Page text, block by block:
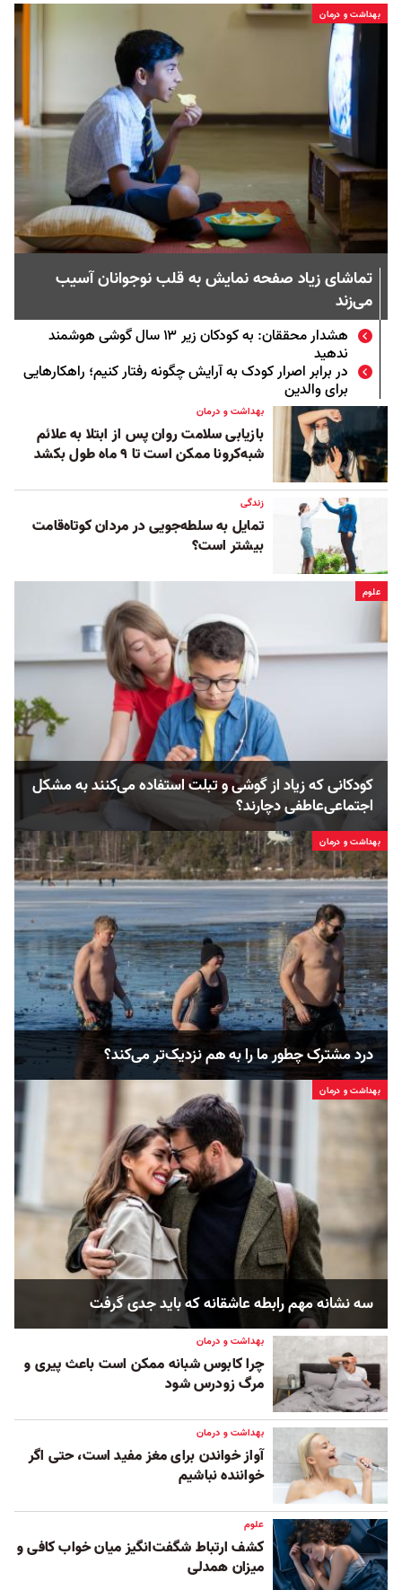
بهداشت و درمان
تماشای زیاد صفحه نمایش به قلب نوجوانان آسیب
می‌زند
هشدار محققان: به کودکان زیر ۱۳ سال گوشی هوشمند
ندهید
در برابر اصرار کودک به آرایش چگونه رفتار کنیم؛ راهکارهایی
برای والدین
بهداشت و درمان
بازیابی سلامت روان پس از ابتلا به علائم
شبه‌کرونا ممکن است تا ۹ ماه طول بکشد
زندگی
تمایل به سلطه‌جویی در مردان کوتاه‌قامت
بیشتر است؟
علوم
کودکانی که زیاد از گوشی و تبلت استفاده می‌کنند به مشکل
اجتماعی‌عاطفی دچارند؟
بهداشت و درمان
درد مشترک چطور ما را به هم نزدیک‌تر می‌کند؟
بهداشت و درمان
سه نشانه مهم رابطه عاشقانه که باید جدی گرفت
بهداشت و درمان
چرا کابوس شبانه ممکن است باعث پیری و
مرگ زودرس شود
بهداشت و درمان
آواز خواندن برای مغز مفید است، حتی اگر
خواننده نباشیم
علوم
کشف ارتباط شگفت‌انگیز میان خواب کافی و
میزان همدلی